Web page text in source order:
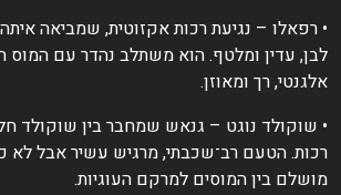
• רפאלו – נגיעת רכות אקזוטית, שמביאה איתה
לבן, עדין ומלטף. הוא משתלב נהדר עם המוס
אלגנטי, רך ומאוזן.
• שוקולד נוגט – גנאש שמחבר בין שוקולד חלב
רכות. הטעם רב־שכבתי, מרגיש עשיר אבל לא
מושלם בין המוסים למרקם העוגיות.